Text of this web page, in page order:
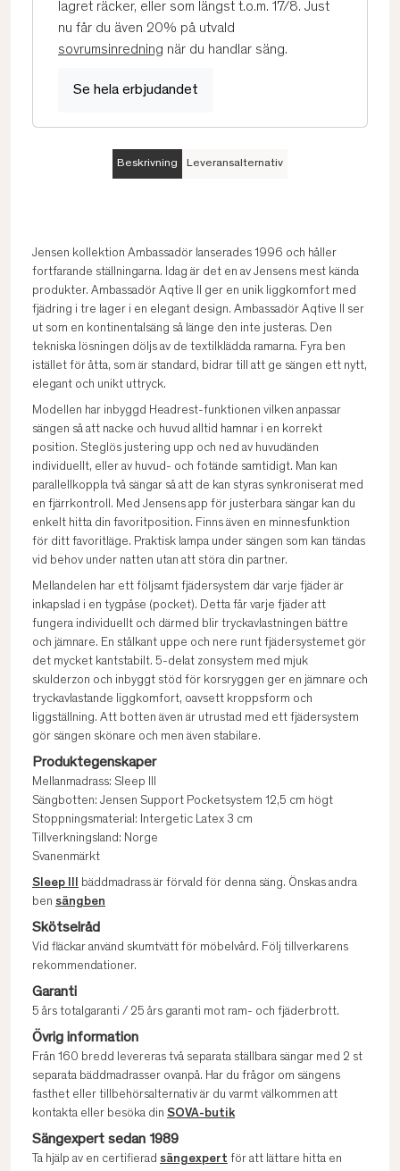
lagret räcker, eller som längst t.o.m. 17/8. Just
nu får du även 20% på utvald
sovrumsinredning när du handlar säng.
Se hela erbjudandet
Beskrivning Leveransalternativ
Jensen kollektion Ambassadör lanserades 1996 och håller
fortfarande ställningarna. Idag är det en av Jensens mest kända
produkter. Ambassadör Aqtive II ger en unik liggkomfort med
fjädring i tre lager i en elegant design. Ambassadör Aqtive II ser
ut som en kontinentalsäng så länge den inte justeras. Den
tekniska lösningen döljs av de textilklädda ramarna. Fyra ben
istället för åtta, som är standard, bidrar till att ge sängen ett nytt,
elegant och unikt uttryck.
Modellen har inbyggd Headrest-funktionen vilken anpassar
sängen så att nacke och huvud alltid hamnar i en korrekt
position. Steglös justering upp och ned av huvudänden
individuellt, eller av huvud- och fotände samtidigt. Man kan
parallellkoppla två sängar så att de kan styras synkroniserat med
en fjärrkontroll. Med Jensens app för justerbara sängar kan du
enkelt hitta din favoritposition. Finns även en minnesfunktion
för ditt favoritläge. Praktisk lampa under sängen som kan tändas
vid behov under natten utan att störa din partner.
Mellandelen har ett följsamt fjädersystem där varje fjäder är
inkapslad i en tygpåse (pocket). Detta får varje fjäder att
fungera individuellt och därmed blir tryckavlastningen bättre
och jämnare. En stålkant uppe och nere runt fjädersystemet gör
det mycket kantstabilt. 5-delat zonsystem med mjuk
skulderzon och inbyggt stöd för korsryggen ger en jämnare och
tryckavlastande liggkomfort, oavsett kroppsform och
liggställning. Att botten även är utrustad med ett fjädersystem
gör sängen skönare och men även stabilare.
Produktegenskaper
Mellanmadrass: Sleep III
Sängbotten: Jensen Support Pocketsystem 12,5 cm högt
Stoppningsmaterial: Intergetic Latex 3 cm
Tillverkningsland: Norge
Svanenmärkt
Sleep III bäddmadrass är förvald för denna säng. Önskas andra
ben sängben
Skötselråd
Vid fläckar använd skumtvätt för möbelvård. Följ tillverkarens
rekommendationer.
Garanti
5 års totalgaranti / 25 års garanti mot ram- och fjäderbrott.
Övrig information
Från 160 bredd levereras två separata ställbara sängar med 2 st
separata bäddmadrasser ovanpå. Har du frågor om sängens
fasthet eller tillbehörsalternativ är du varmt välkommen att
kontakta eller besöka din SOVA-butik
Sängexpert sedan 1989
Ta hjälp av en certifierad sängexpert för att lättare hitta en